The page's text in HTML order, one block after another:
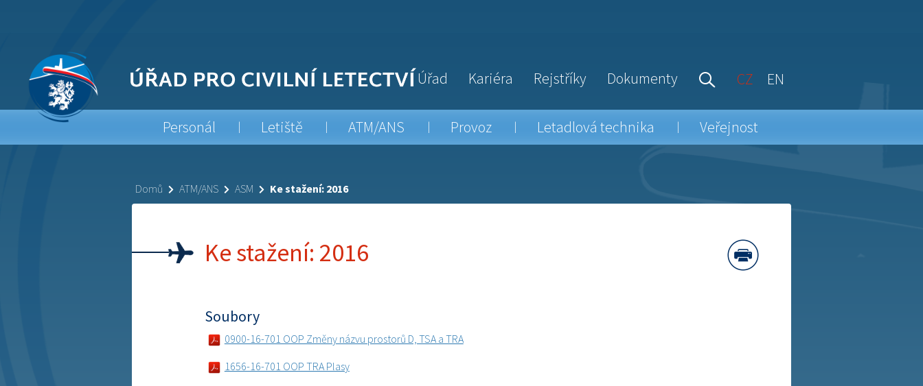
Úřad Kariéra Rejstříky Dokumenty CZ EN
Personál Letiště ATM/ANS Provoz Letadlová technika Veřejnost
Domů ATM/ANS ASM Ke stažení: 2016
Ke stažení: 2016
Soubory
0900-16-701 OOP Změny názvu prostorů D, TSA a TRA
1656-16-701 OOP TRA Plasy